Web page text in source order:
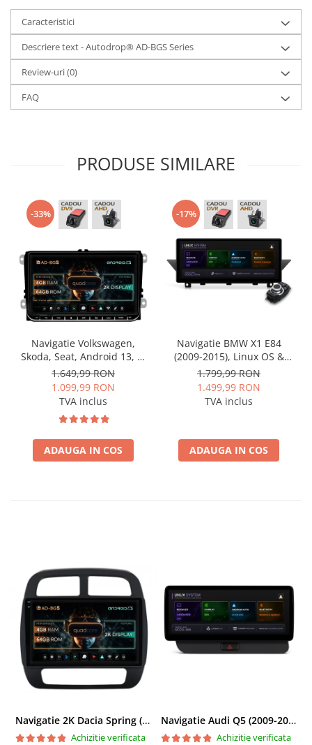
Caracteristici
Descriere text - Autodrop® AD-BGS Series
Review-uri(0)
FAQ
PRODUSE SIMILARE
-33%
Navigatie Volkswagen,
Skoda, Seat, Android 13, S-
Quadcore / 4GB RAM +
64GB ROM, 9 Inch - AD-
BGSW94L
1.649,99 RON
1.099,99 RON
TVA inclus
ADAUGA IN COS
-17%
Navigatie BMW X1 E84
(2009-2015), Linux OS &
OEM, Varianta iDrive,
CarPlay & Android Auto
Wireless, MirrorLink,
BGRKITBM004
1.799,99 RON
1.499,99 RON
TVA inclus
ADAUGA IN COS
Navigatie 2K Dacia Spring (2021- Prezent), Android, S-Quadcore / 4GB RAM + 64GB ROM, 9.5 Inch - AD-BGS90042K+AD-BGRKIT366V4s
Achizitie verificata
Navigatie Audi Q5 (2009-2017), Linux OS & OEM, MMI 3G, CarPlay & Android Auto Wireless, MirrorLink, Camera AHD, 12.3 Inch - AD-BGAALNXH+AD-BGRKITQ5002
Achizitie verificata